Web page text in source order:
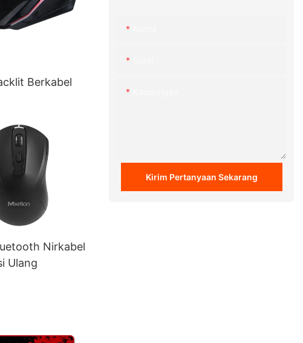
Berkabel
Nirkabel
Ulang
Kirim Pertanyaan Sekarang